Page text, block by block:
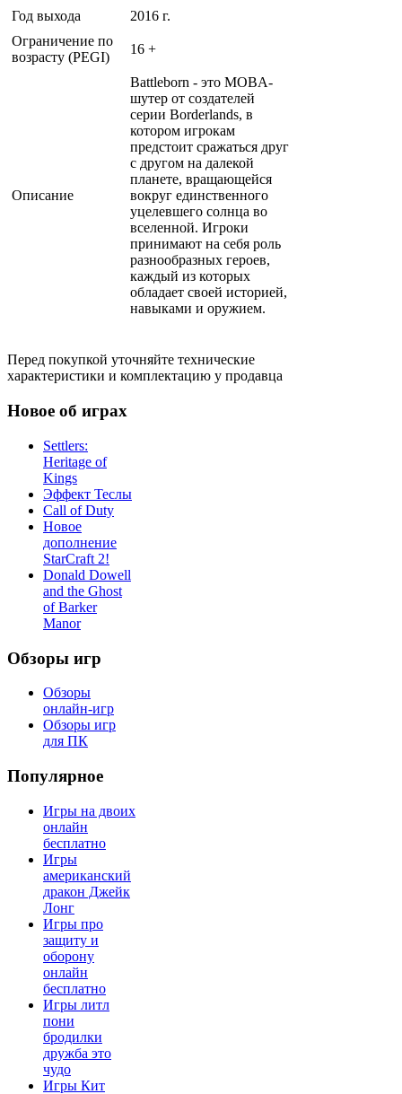
Год выхода
2016 г.
Ограничение по
возрасту (PEGI)
16 +
Описание
Battleborn - это MOBA-
шутер от создателей
серии Borderlands, в
котором игрокам
предстоит сражаться друг
с другом на далекой
планете, вращающейся
вокруг единственного
уцелевшего солнца во
вселенной. Игроки
принимают на себя роль
разнообразных героев,
каждый из которых
обладает своей историей,
навыками и оружием.
Перед покупкой уточняйте технические
характеристики и комплектацию у продавца
Новое об играх
Settlers:
Heritage of
Kings
Эффект Теслы
Call of Duty
Новое
дополнение
StarCraft 2!
Donald Dowell
and the Ghost
of Barker
Manor
Обзоры игр
Обзоры
онлайн-игр
Обзоры игр
для ПК
Популярное
Игры на двоих
онлайн
бесплатно
Игры
американский
дракон Джейк
Лонг
Игры про
защиту и
оборону
онлайн
бесплатно
Игры литл
пони
бродилки
дружба это
чудо
Игры Кит